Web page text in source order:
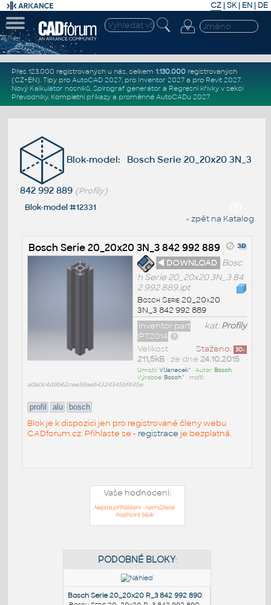
CZ | SK| EN | DE
Přes 123.000 registrovaných u nás, celkem 1.130.000registrovaných
(CZ+EN). Tipy pro AutoCAD 2027, pro Inventor 2027a pro Revit 2027.
Nový Kalkulátor nosníků, Spirograf generátor a Regresní křivkyv sekci
Převodníky. Kompletní příkazya proměnné AutoCADu 2027.
Blok-model: Bosch Serie 20_20x20 3N_3
842 992 889 (Profily)
Blok-model #12331
« zpět na Katalog
Bosch Serie 20_20x20 3N_3 842 992 889
◄ DOWNLOAD Bosc
h Serie 20_20x20 3N_3 84
2 992 889.ipt
Bosch Serie 20_20x20
3N_3 842 992 889
kat:Profily
Inventor part
IPT2014
Staženo: 30x
Velikost
211,5kB• ze dne 24.10.2015
Umístil:VlJanecek^ • Autor: Bosch•
Výrobce: Bosch^ • md5:
a0a0c4d9b62cee38ae54324345bf645e
profil alu bosch
Blok je k dispozici jen pro registrované členy webu
CADforum.cz. Přihlaste se - registrace je bezplatná.
Vaše hodnocení:
Nejste přihlášeni - nemůžete
hodnotit blok